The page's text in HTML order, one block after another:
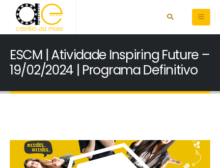
ESCM | Atividade Inspiring Future –
19/02/2024 | Programa Definitivo